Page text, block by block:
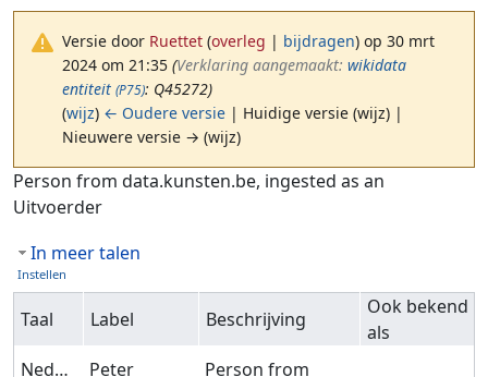
Versie door Ruettet (overleg | bijdragen) op 30 mrt
2024 om 21:35 (‎Verklaring aangemaakt: wikidata
entiteit (P75): Q45272)
(wijz) ← Oudere versie | Huidige versie (wijz) |
Nieuwere versie → (wijz)
Ga naar:navigatie,zoeken
Person from data.kunsten.be, ingested as an
Uitvoerder
In meer talen
Instellen
Taal Label Beschrijving
Ook bekend
als
Nederlands
Peter
Person from